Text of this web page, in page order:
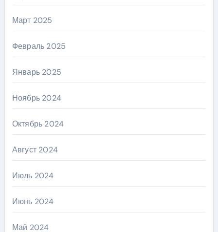
Март 2025
Февраль 2025
Январь 2025
Ноябрь 2024
Октябрь 2024
Август 2024
Июль 2024
Июнь 2024
Май 2024